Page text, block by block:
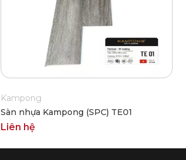
Kampong
Sàn nhựa Kampong (SPC) TE01
Liên hệ